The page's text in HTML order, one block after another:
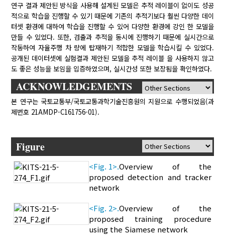
연구 결과 제안된 방식을 사용해 설계된 모델은 추적 레이블이 없이도 성공
적으로 학습을 진행할 수 있기 때문에 기존의 추적기보다 훨씬 다양한 데이
터셋 환경에 대하여 학습을 진행할 수 있어 다양한 환경에 강인 한 모델을
만들 수 있었다. 또한, 검출과 추적을 동시에 진행하기 때문에 실시간으로
작동하여 자율주행 차 량에 탑재하기 적합한 모델을 학습시킬 수 있었다.
공개된 데이터셋에 실험결과 제안된 모델을 추적 레이블 을 사용하지 않고
도 좋은 성능을 보임을 입증하였으며, 실시간성 또한 보장됨을 확인하였다.
ACKNOWLEDGEMENTS
본 연구는 국토교통부/국토교통과학기술진흥원의 지원으로 수행되었음(과
제번호 21AMDP-C161756-01).
Figure
<Fig. 1>.Overview of the
proposed detection and tracker
network
<Fig. 2>.Overview of the
proposed training procedure
using the Siamese network